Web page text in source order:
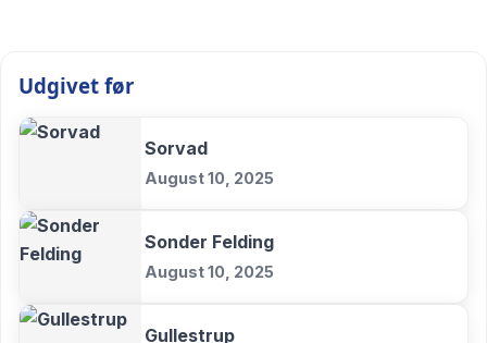
Udgivet før
Sorvad
August 10, 2025
Sonder Felding
August 10, 2025
Gullestrup